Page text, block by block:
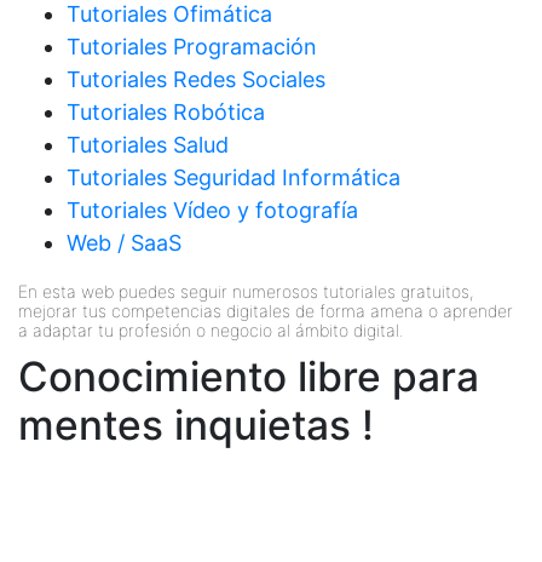
Tutoriales Ofimática
Tutoriales Programación
Tutoriales Redes Sociales
Tutoriales Robótica
Tutoriales Salud
Tutoriales Seguridad Informática
Tutoriales Vídeo y fotografía
Web / SaaS
En esta web puedes seguir numerosos tutoriales gratuitos,
mejorar tus competencias digitales de forma amena o aprender
a adaptar tu profesión o negocio al ámbito digital.
Conocimiento libre para
mentes inquietas !